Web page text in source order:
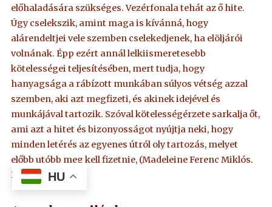
előhaladására szükséges. Vezérfonala tehát az ő hite.
Úgy cselekszik, amint maga is kívánná, hogy
alárendeltjei vele szemben cselekedjenek, ha elöljárói
volnának. Épp ezért annál lelkiismeretesebb
kötelességei teljesítésében, mert tudja, hogy
hanyagsága a rábízott munkában súlyos vétség azzal
szemben, aki azt megfizeti, és akinek idejével és
munkájával tartozik. Szóval kötelességérzete sarkalja őt,
ami azt a hitet és bizonyosságot nyújtja neki, hogy
minden letérés az egyenes útról oly tartozás, melyet
előbb utóbb meg kell fizetnie, (Madeleine Ferenc Miklós.
Paris, 1863.)
HU